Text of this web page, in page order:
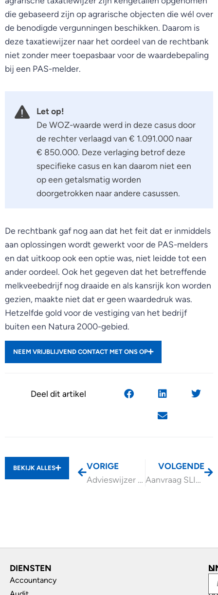
die gebaseerd zijn op agrarische objecten die wél over
de benodigde vergunningen beschikken. Daarom is
deze taxatiewijzer naar het oordeel van de rechtbank
niet zonder meer toepasbaar voor de waardebepaling
bij een PAS-melder.
Let op!
De WOZ-waarde werd in deze casus door
de rechter verlaagd van € 1.091.000 naar
€ 850.000. Deze verlaging betrof deze
specifieke casus en kan daarom niet een
op een getalsmatig worden
doorgetrokken naar andere casussen.
De rechtbank gaf nog aan dat het feit dat er inmiddels
aan oplossingen wordt gewerkt voor de PAS-melders
en dat uitkoop ook een optie was, niet leidde tot een
ander oordeel. Ook het gegeven dat het betreffende
melkveebedrijf nog draaide en als kansrijk kon worden
gezien, maakte niet dat er geen waardedruk was.
Hetzelfde gold voor de vestiging van het bedrijf
buiten een Natura 2000-gebied.
NEEM VRIJBLIJVEND CONTACT MET ONS OP
Deel dit artikel
BEKIJK ALLES
VORIGE
Advieswijzer Echtscheiding en uw bedrijf
VOLGENDE
Aanvraag SLIM eerste tijdvak uiterlijk 4 mei 2026
DIENSTEN
Accountancy